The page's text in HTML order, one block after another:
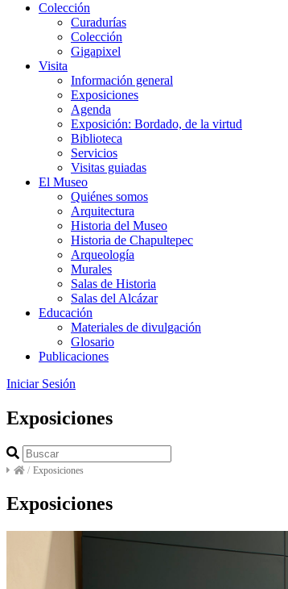
Colección
Curadurías
Colección
Gigapixel
Visita
Información general
Exposiciones
Agenda
Exposición: Bordado, de la virtud
Biblioteca
Servicios
Visitas guiadas
El Museo
Quiénes somos
Arquitectura
Historia del Museo
Historia de Chapultepec
Arqueología
Murales
Salas de Historia
Salas del Alcázar
Educación
Materiales de divulgación
Glosario
Publicaciones
Iniciar Sesión
Exposiciones
/ Exposiciones
Exposiciones